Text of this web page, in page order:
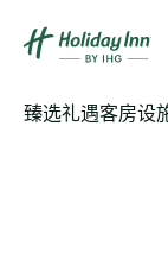
臻选礼遇客房设